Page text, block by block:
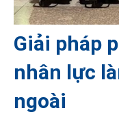
Giải pháp
nhân lực
ngoài